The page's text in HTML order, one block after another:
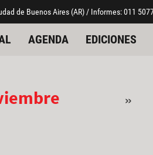
de Buenos Aires (AR) / Informes: 011
AGENDA EDICIONES
»